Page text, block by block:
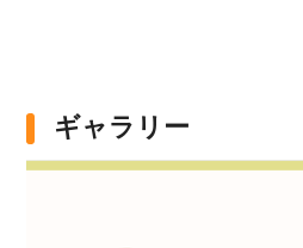
ギャラリー